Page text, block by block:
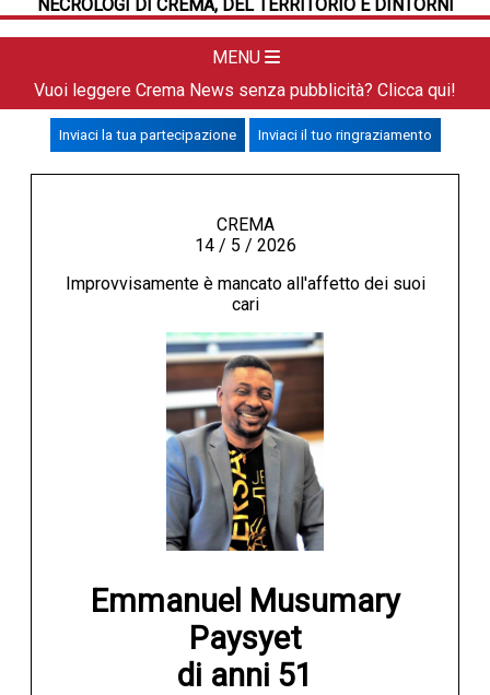
NECROLOGI DI CREMA, DEL TERRITORIO E DINTORNI
MENU
DAL TERRITORIO
APPUNTAMENTI
LA PIAZZA
ANIMALI
NECROLOGI
ACCEDI
Vuoi leggere Crema News senza pubblicità? Clicca qui!
Inviaci la tua partecipazione Inviaci il tuo ringraziamento
CREMA
14 / 5 / 2026
Improvvisamente è mancato all'affetto dei suoi
cari
Emmanuel Musumary
Paysyet
di anni 51